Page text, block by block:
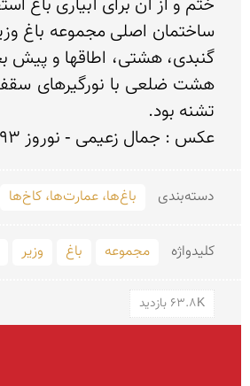
عکس : جمال زعیمی - نوروز 93
دسته‌بندی باغ‌ها، عمارت‌ها، کاخ‌ها
کلید‌واژه مجموعه باغ وزیر
63.8K بازدید